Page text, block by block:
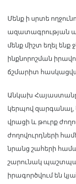
Մենք ի սրտե
ազատագրության
մենք միշտ եղել
ինքնորոշման
ճշմարիտ
Անկախ Հայաստանը
կերպով
վրացի և թուրք
ժողովուրդների
նրանց շահերի
շարունակ
իրագործվում են